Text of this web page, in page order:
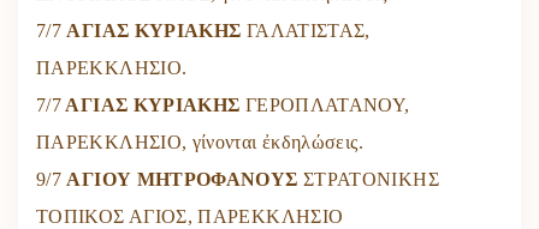
7/7 ΑΓΙΑΣ ΚΥΡΙΑΚΗΣ ΓΑΛΑΤΙΣΤΑΣ,
ΠΑΡΕΚΚΛΗΣΙΟ.
7/7 ΑΓΙΑΣ ΚΥΡΙΑΚΗΣ ΓΕΡΟΠΛΑΤΑΝΟΥ,
ΠΑΡΕΚΚΛΗΣΙΟ, γίνονται ἐκδηλώσεις.
9/7 ΑΓΙΟΥ ΜΗΤΡΟΦΑΝΟΥΣ ΣΤΡΑΤΟΝΙΚΗΣ
ΤΟΠΙΚΟΣ ΑΓΙΟΣ, ΠΑΡΕΚΚΛΗΣΙΟ